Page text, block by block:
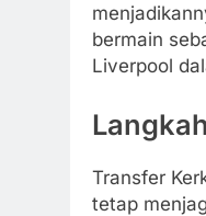
bermain
Liverpool
Transfer
tetap